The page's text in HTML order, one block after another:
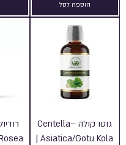
הוספה לסל
גוטו קולה –Centella
Asiatica/Gotu Kola |